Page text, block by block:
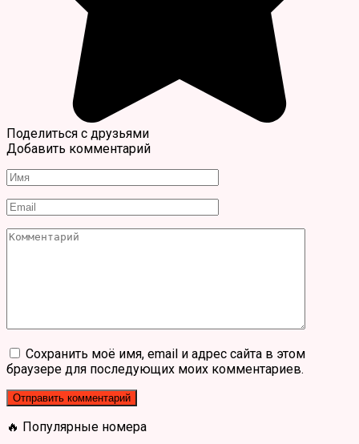
Поделиться с друзьями
Добавить комментарий
Имя
Email
Комментарий
Сохранить моё имя, email и адрес сайта в этом
браузере для последующих моих комментариев.
🔥 Популярные номера